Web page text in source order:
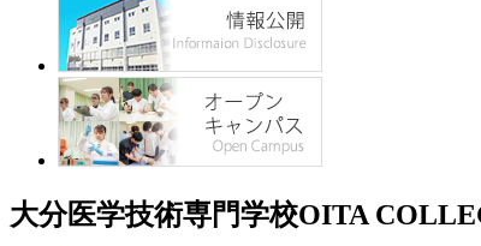
大分医学技術専門学校OITA